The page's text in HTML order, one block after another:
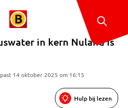
in kern Nuland is
14 oktober 2025 om 16:15
Hulp bij lezen